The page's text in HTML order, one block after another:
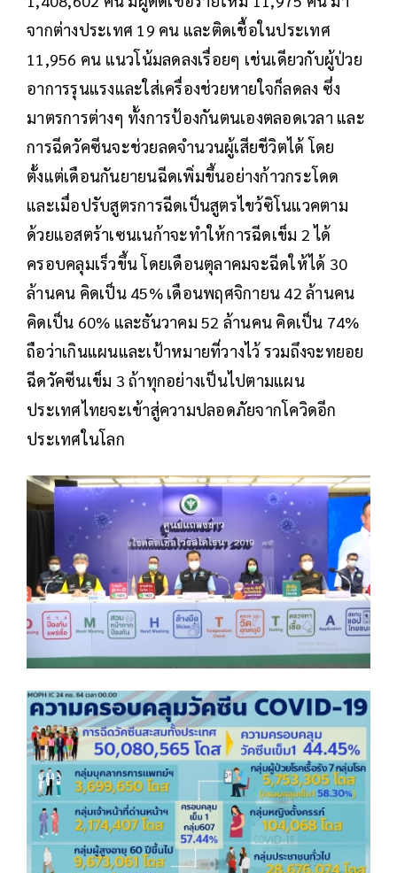
จากต่างประเทศ 19 คน และติดเชื้อในประเทศ
11,956 คน แนวโน้มลดลงเรื่อยๆ เช่นเดียวกับผู้ป่วย
อาการรุนแรงและใส่เครื่องช่วยหายใจก็ลดลง ซึ่ง
มาตรการต่างๆ ทั้งการป้องกันตนเองตลอดเวลา และ
การฉีดวัคซีนจะช่วยลดจำนวนผู้เสียชีวิตได้ โดย
ตั้งแต่เดือนกันยายนฉีดเพิ่มขึ้นอย่างก้าวกระโดด
และเมื่อปรับสูตรการฉีดเป็นสูตรไขว้ซิโนแวคตาม
ด้วยแอสตร้าเซนเนก้าจะทำให้การฉีดเข็ม 2 ได้
ครอบคลุมเร็วขึ้น โดยเดือนตุลาคมจะฉีดให้ได้ 30
ล้านคน คิดเป็น 45% เดือนพฤศจิกายน 42 ล้านคน
คิดเป็น 60% และธันวาคม 52 ล้านคน คิดเป็น 74%
ถือว่าเกินแผนและเป้าหมายที่วางไว้ รวมถึงจะทยอย
ฉีดวัคซีนเข็ม 3 ถ้าทุกอย่างเป็นไปตามแผน
ประเทศไทยจะเข้าสู่ความปลอดภัยจากโควิดอีก
ประเทศในโลก